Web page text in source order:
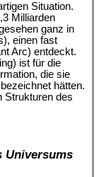
Situation.
Milliarden
ganz in
einen fast
Arc) entdeckt.
ist für die
die sie
hätten.
Strukturen des
Universums